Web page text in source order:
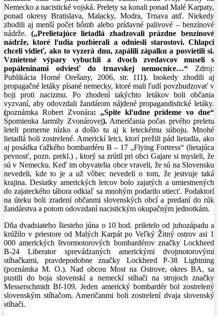
Nemecko a nacistické vojská. Prelety sa konali ponad Malé Karpaty,
ponad okresy Bratislava, Malacky, Modra, Trnava atď. Niekedy
zhodili aj menší počet bômb alebo prídavné palivové – benzínové
nádrže. („Prelietajúce lietadlá zhadzovali prázdne benzínové
nádrže, ktoré ľudia pozbierali a odniesli starostovi. Chlapci
chceli vidieť, ako to vyzerá dnu, zapálili zápalku a posvietili si.
Vznietené výpary vybuchli a dvoch zvedavcov museli s
popáleninami odviesť do trnavskej nemocnice…“ Zdroj:
Publikácia Horné Orešany, 2006, str. 111). Inokedy zhodili aj
propagačné letáky písané nemecky, ktoré mali ľudí povzbudzovať v
boji proti nacizmu. Po zhodení takýchto letákov boli občania
vyzvaní, aby odovzdali žandárom nájdené propagandistické letáky.
(poznámka Robert Zvonára:
„Spite kľudne prídeme vo dne“
Spomienka Jarmily Zvonárovej).Američania počas prvého preletu
leteli pomerne nízko a došlo tu aj k leteckému súboju. Mnohé
lietadlá boli zostrelené. Americkí letci, ktorí prežili pád lietadla, ako
aj posádka ťažkého bombardéru B – 17 „Flying Fortress“ (lietajúca
pevnosť, pozn. prekl.) , ktorý sa zrútil pri obci Gajare si mysleli, že
sú v Nemecku. Keď im obyvatelia obce vraveli, že sú na Slovensku
nevedeli, kde to je a už vôbec nevedeli o tom, že jestvuje taká
krajina. Desiatky amerických letcov bolo zajatých a umiestnených
do zajateckého tábora odkiaľ sa mnohým podarilo utiecť. Podaktorí
na úteku boli zradení občanmi slovenských obcí a predaní do rúk
žandárstva a potom odovzdaní nacistickým okupačným jednotkám.
Dňa dvadsiateho šiesteho júna o 10 hod. priletelo od juhozápadu a
krúžilo v priestore od Malých Karpát po Veľký Žitný ostrov asi 1
000 amerických štvormotorových bombardérov značky Lockheed
B-24 Liberator sprevádzaných americkými dvojmotorovými
stíhačkami, pravdepodobne značky Lockheed P-38 Lightning
(poznámka M. O.). Nad obcou Most na Ostrove, okres BA, sa
pustili do boja slovenskí a nemeckí stíhači na strojoch značky
Messerschmidt Bf-109. Jeden americký bombardér bol zostrelený
slovenským stíhačom. Američanmi boli zostrelení dvaja slovenský
stíhači.